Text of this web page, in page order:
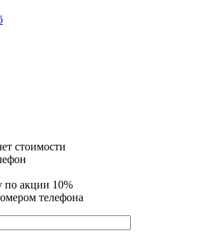
стоимости
по акции 10%
телефона